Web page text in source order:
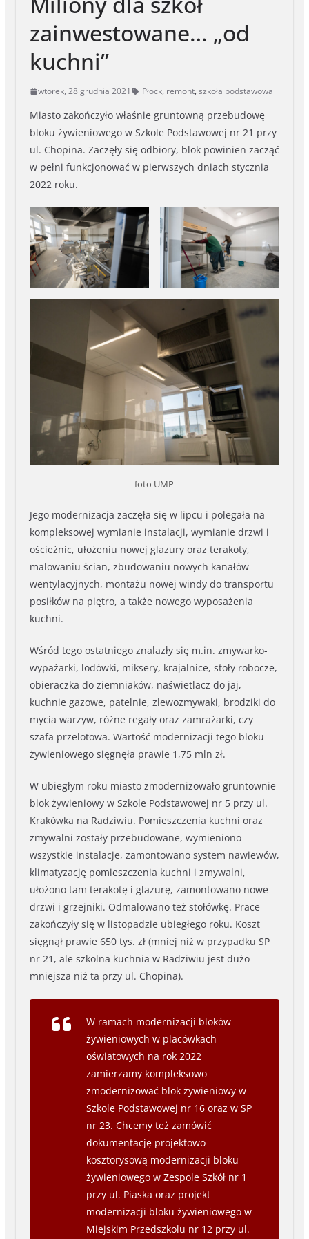
zainwestowane… „od
kuchni”
wtorek, 28 grudnia 2021 Płock, remont, szkoła podstawowa
Miasto zakończyło właśnie gruntowną przebudowę
bloku żywieniowego w Szkole Podstawowej nr 21 przy
ul. Chopina. Zaczęły się odbiory, blok powinien zacząć
w pełni funkcjonować w pierwszych dniach stycznia
2022 roku.
foto UMP
Jego modernizacja zaczęła się w lipcu i polegała na
kompleksowej wymianie instalacji, wymianie drzwi i
ościeżnic, ułożeniu nowej glazury oraz terakoty,
malowaniu ścian, zbudowaniu nowych kanałów
wentylacyjnych, montażu nowej windy do transportu
posiłków na piętro, a także nowego wyposażenia
kuchni.
Wśród tego ostatniego znalazły się m.in. zmywarko-
wypażarki, lodówki, miksery, krajalnice, stoły robocze,
obieraczka do ziemniaków, naświetlacz do jaj,
kuchnie gazowe, patelnie, zlewozmywaki, brodziki do
mycia warzyw, różne regały oraz zamrażarki, czy
szafa przelotowa. Wartość modernizacji tego bloku
żywieniowego sięgnęła prawie 1,75 mln zł.
W ubiegłym roku miasto zmodernizowało gruntownie
blok żywieniowy w Szkole Podstawowej nr 5 przy ul.
Krakówka na Radziwiu. Pomieszczenia kuchni oraz
zmywalni zostały przebudowane, wymieniono
wszystkie instalacje, zamontowano system nawiewów,
klimatyzację pomieszczenia kuchni i zmywalni,
ułożono tam terakotę i glazurę, zamontowano nowe
drzwi i grzejniki. Odmalowano też stołówkę. Prace
zakończyły się w listopadzie ubiegłego roku. Koszt
sięgnął prawie 650 tys. zł (mniej niż w przypadku SP
nr 21, ale szkolna kuchnia w Radziwiu jest dużo
mniejsza niż ta przy ul. Chopina).
W ramach modernizacji bloków
żywieniowych w placówkach
oświatowych na rok 2022
zamierzamy kompleksowo
zmodernizować blok żywieniowy w
Szkole Podstawowej nr 16 oraz w SP
nr 23. Chcemy też zamówić
dokumentację projektowo-
kosztorysową modernizacji bloku
żywieniowego w Zespole Szkół nr 1
przy ul. Piaska oraz projekt
modernizacji bloku żywieniowego w
Miejskim Przedszkolu nr 12 przy ul.